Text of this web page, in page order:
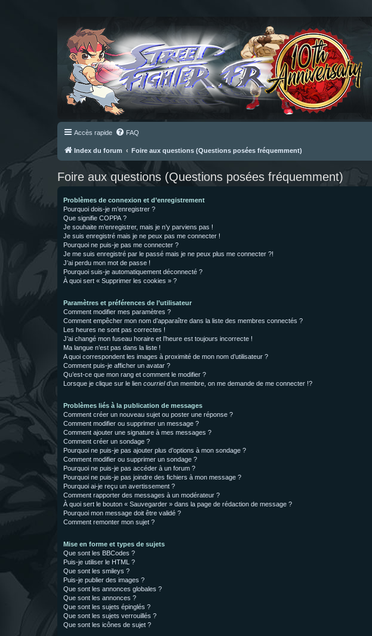
Accès rapide FAQ
Index du forum Foire aux questions (Questions posées fréquemment)
Foire aux questions (Questions posées fréquemment)
Problèmes de connexion et d’enregistrement
Pourquoi dois-je m’enregistrer ?
Que signifie COPPA ?
Je souhaite m’enregistrer, mais je n’y parviens pas !
Je suis enregistré mais je ne peux pas me connecter !
Pourquoi ne puis-je pas me connecter ?
Je me suis enregistré par le passé mais je ne peux plus me connecter ?!
J’ai perdu mon mot de passe !
Pourquoi suis-je automatiquement déconnecté ?
À quoi sert « Supprimer les cookies » ?
Paramètres et préférences de l’utilisateur
Comment modifier mes paramètres ?
Comment empêcher mon nom d’apparaître dans la liste des membres connectés ?
Les heures ne sont pas correctes !
J’ai changé mon fuseau horaire et l’heure est toujours incorrecte !
Ma langue n’est pas dans la liste !
A quoi correspondent les images à proximité de mon nom d’utilisateur ?
Comment puis-je afficher un avatar ?
Qu’est-ce que mon rang et comment le modifier ?
Lorsque je clique sur le lien courrield’un membre, on me demande de me connecter !?
Problèmes liés à la publication de messages
Comment créer un nouveau sujet ou poster une réponse ?
Comment modifier ou supprimer un message ?
Comment ajouter une signature à mes messages ?
Comment créer un sondage ?
Pourquoi ne puis-je pas ajouter plus d’options à mon sondage ?
Comment modifier ou supprimer un sondage ?
Pourquoi ne puis-je pas accéder à un forum ?
Pourquoi ne puis-je pas joindre des fichiers à mon message ?
Pourquoi ai-je reçu un avertissement ?
Comment rapporter des messages à un modérateur ?
À quoi sert le bouton « Sauvegarder » dans la page de rédaction de message ?
Pourquoi mon message doit être validé ?
Comment remonter mon sujet ?
Mise en forme et types de sujets
Que sont les BBCodes ?
Puis-je utiliser le HTML ?
Que sont les smileys ?
Puis-je publier des images ?
Que sont les annonces globales ?
Que sont les annonces ?
Que sont les sujets épinglés ?
Que sont les sujets verrouillés ?
Que sont les icônes de sujet ?